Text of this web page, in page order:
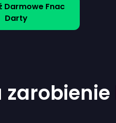
Darmowe Fnac
Darty
zarobienie